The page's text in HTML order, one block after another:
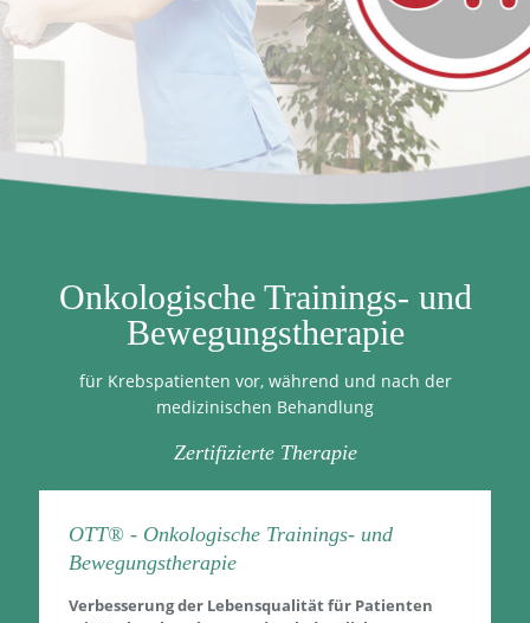
Onkologische Trainings- und
Bewegungstherapie
für Krebspatienten vor, während und nach der
medizinischen Behandlung
Zertifizierte Therapie
OTT® - Onkologische Trainings- und
Bewegungstherapie
Verbesserung der Lebensqualität für Patienten